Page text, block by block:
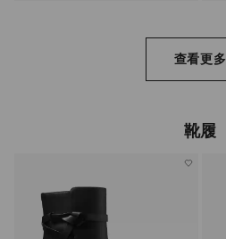
查看更多
靴履